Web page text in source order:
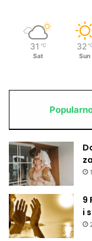
31 ℃
Sat
32
Sun
9
i